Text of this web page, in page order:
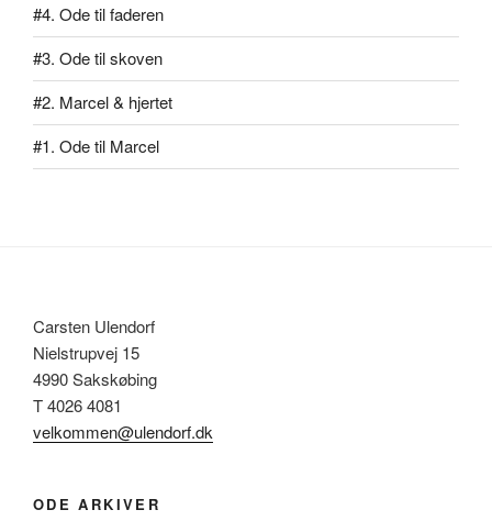
#4. Ode til faderen
#3. Ode til skoven
#2. Marcel & hjertet
#1. Ode til Marcel
Carsten Ulendorf
Nielstrupvej 15
4990 Sakskøbing
T 4026 4081
velkommen@ulendorf.dk
ODE ARKIVER